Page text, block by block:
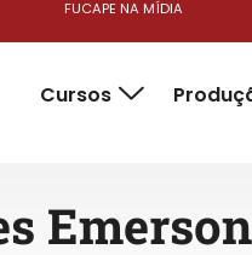
FUCAPE NA MÍDIA
Cursos